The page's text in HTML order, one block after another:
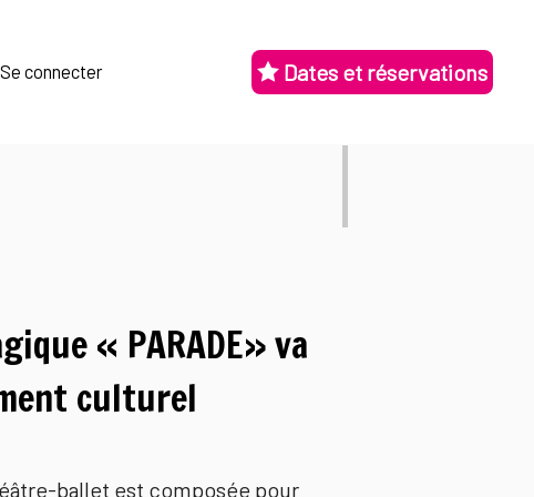
Se connecter Dates et réservations
« PARADE» va
culturel
ballet est composée pour